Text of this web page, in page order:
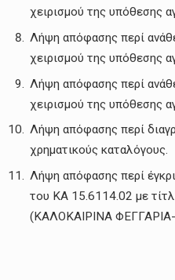
χειρισμού της υπόθεσης
Λήψη απόφασης περί
χειρισμού της υπόθεσης
Λήψη απόφασης περί
χειρισμού της υπόθεσης
Λήψη απόφασης περί
χρηματικούς καταλόγους.
Λήψη απόφασης περί
του ΚΑ 15.6114.02 με
(ΚΑΛΟΚΑΙΡΙΝΑ